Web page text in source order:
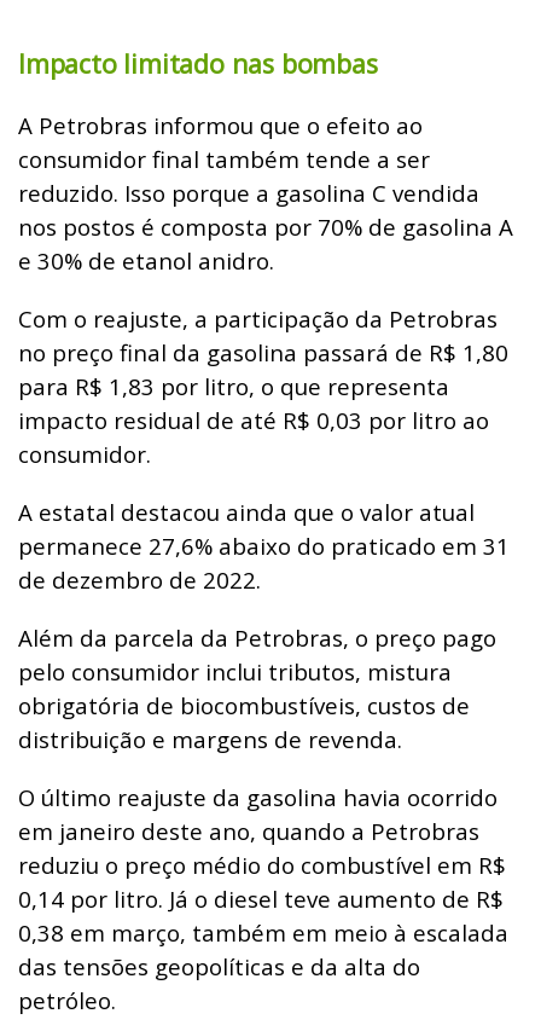
Impacto limitado nas bombas
A Petrobras informou que o efeito ao
consumidor final também tende a ser
reduzido. Isso porque a gasolina C vendida
nos postos é composta por 70% de gasolina A
e 30% de etanol anidro.
Com o reajuste, a participação da Petrobras
no preço final da gasolina passará de R$ 1,80
para R$ 1,83 por litro, o que representa
impacto residual de até R$ 0,03 por litro ao
consumidor.
A estatal destacou ainda que o valor atual
permanece 27,6% abaixo do praticado em 31
de dezembro de 2022.
Além da parcela da Petrobras, o preço pago
pelo consumidor inclui tributos, mistura
obrigatória de biocombustíveis, custos de
distribuição e margens de revenda.
O último reajuste da gasolina havia ocorrido
em janeiro deste ano, quando a Petrobras
reduziu o preço médio do combustível em R$
0,14 por litro. Já o diesel teve aumento de R$
0,38 em março, também em meio à escalada
das tensões geopolíticas e da alta do
petróleo.